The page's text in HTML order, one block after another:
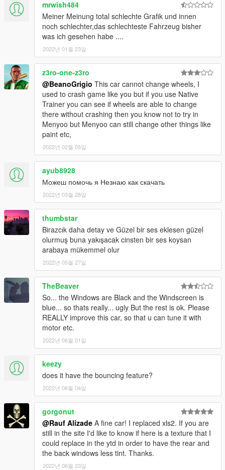
mrwish484
Meiner Meinung total schlechte Grafik und innen
noch schlechter,das schlechteste Fahrzeug bisher
was ich gesehen habe ....
2022년 01월 23일
z3ro-one-z3ro
@BeanoGrigio This car cannot change wheels, I
used to crash game like you but if you use Native
Trainer you can see if wheels are able to change
there without crashing then you know not to try in
Menyoo but Menyoo can still change other things like
paint etc,
2022년 02월 05일
ayub8928
Можеш помочь я Незнаю как скачать
2022년 03월 28일
thumbstar
Birazcık daha detay ve Güzel bir ses eklesen güzel
olurmuş buna yakışacak cinsten bir ses koysan
arabaya mükemmel olur
2022년 05월 27일
TheBeaver
So... the Windows are Black and the Windscreen is
blue... so thats really... ugly But the rest is ok. Please
REALLY improve this car, so that u can tune it with
motor etc.
2022년 06월 01일
keezy
does it have the bouncing feature?
2022년 06월 04일
gorgonut
@Rauf Alizade A fine car! I replaced xls2. If you are
still in the site I'd like to know if here is a texture that I
could replace in the ytd in order to have the rear and
the back windows less tint. Thanks.
2022년 06월 23일